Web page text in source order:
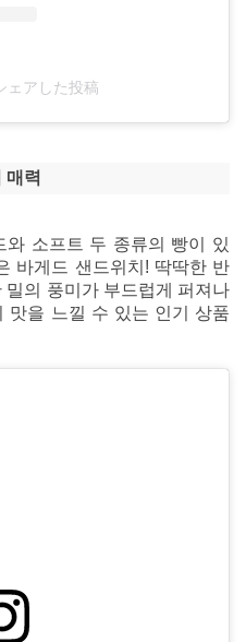
ェアした投稿
력
소프트 두 종류의 빵이 있
바게드 샌드위치! 딱딱한 반
의 풍미가 부드럽게 퍼져나
맛을 느낄 수 있는 인기 상품